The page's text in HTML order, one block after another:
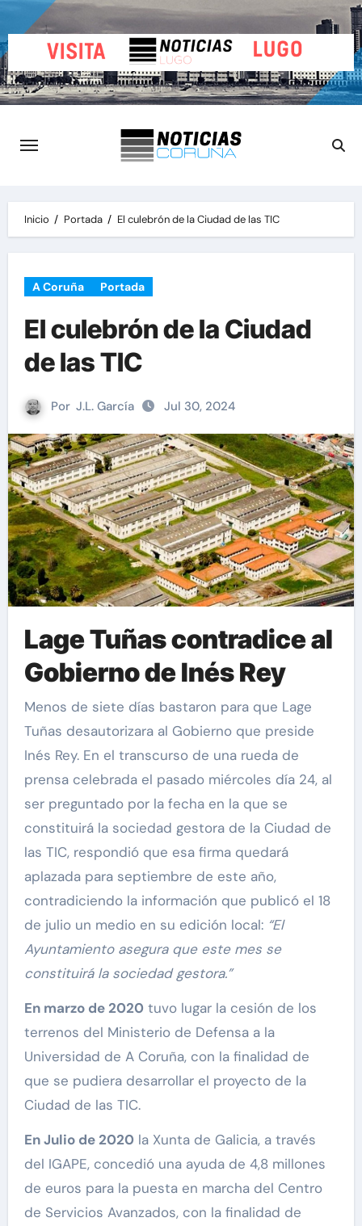
al
contenido
Inicio Portada El culebrón de la Ciudad de las TIC
A Coruña Portada
El culebrón de la Ciudad
de las TIC
Por J.L. García Jul 30, 2024
Lage Tuñas contradice al
Gobierno de Inés Rey
Menos de siete días bastaron para que Lage
Tuñas desautorizara al Gobierno que preside
Inés Rey. En el transcurso de una rueda de
prensa celebrada el pasado miércoles día 24, al
ser preguntado por la fecha en la que se
constituirá la sociedad gestora de la Ciudad de
las TIC, respondió que esa firma quedará
aplazada para septiembre de este año,
contradiciendo la información que publicó el 18
de julio un medio en su edición local: “El
Ayuntamiento asegura que este mes se
constituirá la sociedad gestora.”
En marzo de 2020 tuvo lugar la cesión de los
terrenos del Ministerio de Defensa a la
Universidad de A Coruña, con la finalidad de
que se pudiera desarrollar el proyecto de la
Ciudad de las TIC.
En Julio de 2020 la Xunta de Galicia, a través
del IGAPE, concedió una ayuda de 4,8 millones
de euros para la puesta en marcha del Centro
de Servicios Avanzados, con la finalidad de